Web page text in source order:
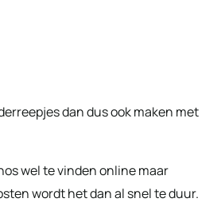
dan dus ook maken met
wel te vinden online maar
wordt het dan al snel te duur.